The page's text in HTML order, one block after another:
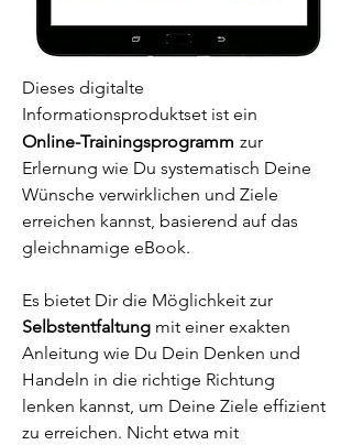
Dieses digitalte
Informationsproduktset ist ein
Online-Trainingsprogramm zur
Erlernung wie Du systematisch Deine
Wünsche verwirklichen und Ziele
erreichen kannst, basierend auf das
gleichnamige eBook.
Es bietet Dir die Möglichkeit zur
Selbstentfaltung mit einer exakten
Anleitung wie Du Dein Denken und
Handeln in die richtige Richtung
lenken kannst, um Deine Ziele effizient
zu erreichen. Nicht etwa mit